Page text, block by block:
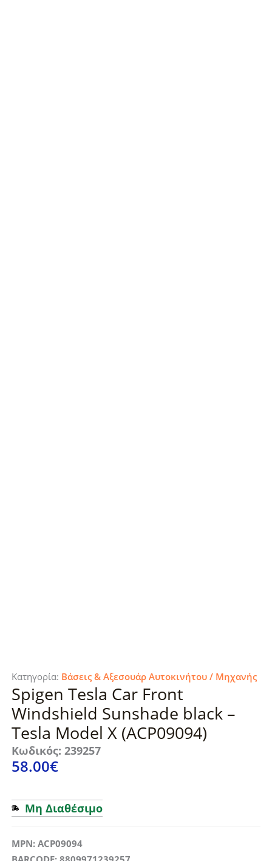
Κατηγορία: Βάσεις & Αξεσουάρ Αυτοκινήτου / Μηχανής
Spigen Tesla Car Front
Windshield Sunshade black –
Tesla Model X (ACP09094)
Κωδικός: 239257
58.00€
Μη Διαθέσιμο
MPN: ACP09094